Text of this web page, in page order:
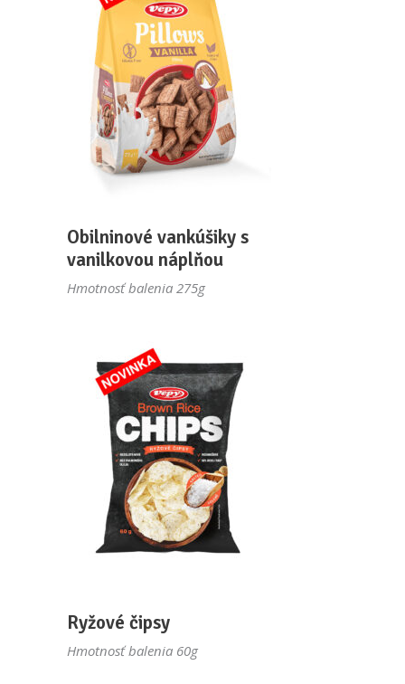
Obilninové vankúšiky s
vanilkovou náplňou
Hmotnosť balenia 275g
Ryžové čipsy
Hmotnosť balenia 60g